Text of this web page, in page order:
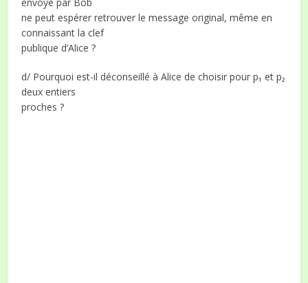
ne peut espérer retrouver le message original, même en
connaissant la clef
publique d’Alice ?
d/ Pourquoi est-il déconseillé à Alice de choisir pour p₁ et p₂
deux entiers
proches ?